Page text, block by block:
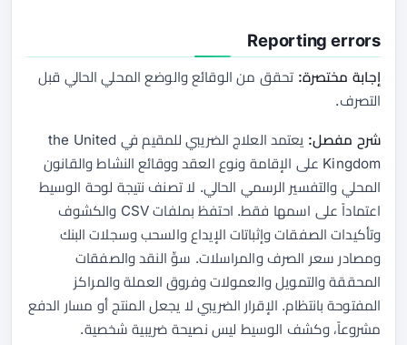
Reporting errors
إجابة مختصرة: تحقق من الوقائع والوضع المحلي الحالي قبل
التصرف.
شرح مفصل:
يعتمد العلاج الضريبي للمقيم في the United
Kingdom على الإقامة ونوع العقد ووقائع النشاط والقانون
المحلي والتفسير الرسمي الحالي. لا تصنف نتيجة لوحة الوسيط
اعتماداً على اسمها فقط. احتفظ بملفات CSV والكشوف
وتأكيدات الصفقات وإثباتات الإيداع والسحب وسجلات البنك
ومصادر سعر الصرف والمراسلات. سوِّ النقد والصفقات
المحققة والتمويل والعمولات وفروق العملة والمراكز
المفتوحة بانتظام. الإقرار الضريبي لا يجعل المنتج أو مسار الدفع
مشروعاً، وكشف الوسيط ليس نصيحة ضريبية شخصية.